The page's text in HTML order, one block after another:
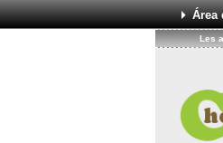
Área
Les